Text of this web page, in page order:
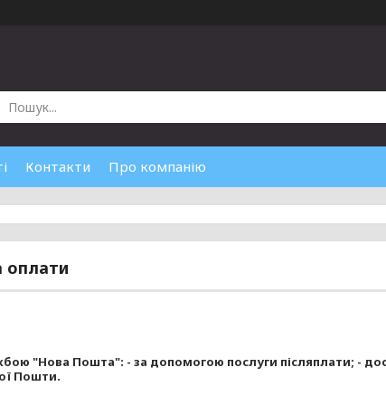
Контакти Про компанію
оплати
"Нова Пошта": - за допомогою послуги післяплати; -
Пошти.